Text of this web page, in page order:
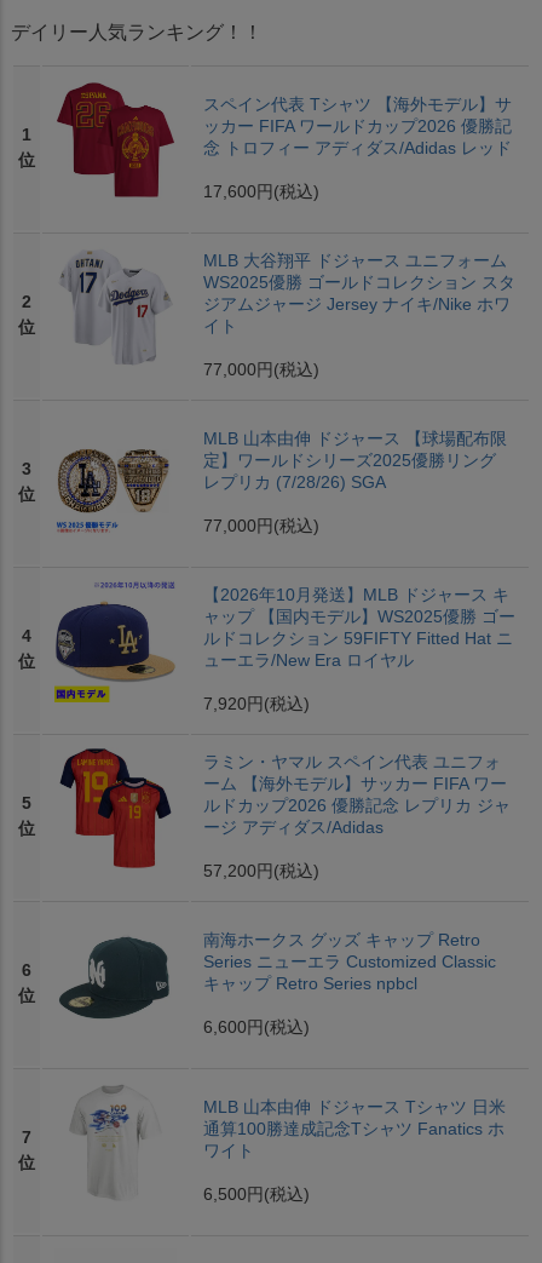
デイリー人気ランキング！！
1
位
スペイン代表 Tシャツ 【海外モデル】サ
ッカー FIFA ワールドカップ2026 優勝記
念 トロフィー アディダス/Adidas レッド
17,600円 (税込)
2
位
MLB 大谷翔平 ドジャース ユニフォーム
WS2025優勝 ゴールドコレクション スタ
ジアムジャージ Jersey ナイキ/Nike ホワ
イト
77,000円 (税込)
3
位
MLB 山本由伸 ドジャース 【球場配布限
定】ワールドシリーズ2025優勝リング
レプリカ (7/28/26) SGA
77,000円 (税込)
4
位
【2026年10月発送】MLB ドジャース キ
ャップ 【国内モデル】WS2025優勝 ゴー
ルドコレクション 59FIFTY Fitted Hat ニ
ューエラ/New Era ロイヤル
7,920円 (税込)
5
位
ラミン・ヤマル スペイン代表 ユニフォ
ーム 【海外モデル】サッカー FIFA ワー
ルドカップ2026 優勝記念 レプリカ ジャ
ージ アディダス/Adidas
57,200円 (税込)
6
位
南海ホークス グッズ キャップ Retro
Series ニューエラ Customized Classic
キャップ Retro Series npbcl
6,600円 (税込)
7
位
MLB 山本由伸 ドジャース Tシャツ 日米
通算100勝達成記念Tシャツ Fanatics ホ
ワイト
6,500円 (税込)